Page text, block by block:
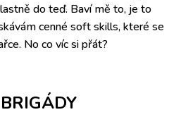
do teď. Baví mě to, je to
cenné soft skills, které se
No co víc si přát?